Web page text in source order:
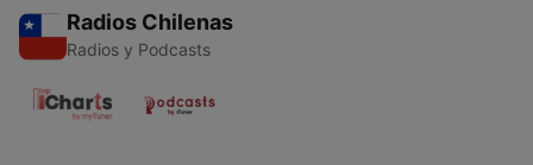
Radios Chilenas
Radios y Podcasts